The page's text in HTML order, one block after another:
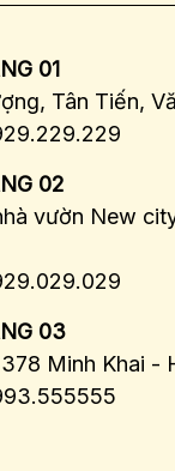
01
Tân Tiến,
02
vườn New
03
Minh Khai -